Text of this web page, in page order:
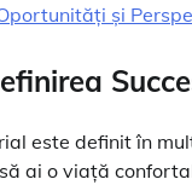
și
este definit în
ai o viață